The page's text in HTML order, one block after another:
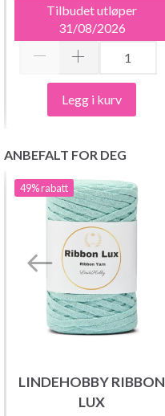
Tilbudet utløper
31/08/2026
Legg i kurv
ANBEFALT FOR DEG
49%rabatt
LINDEHOBBY RIBBON
LUX